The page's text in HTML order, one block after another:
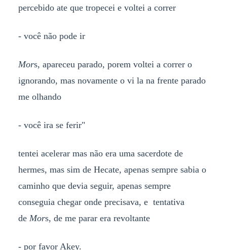
percebido ate que tropecei e voltei a correr
- você não pode ir
Mors, apareceu parado, porem voltei a correr o
ignorando, mas novamente o vi la na frente parado
me olhando
- você ira se ferir"
tentei acelerar mas não era uma sacerdote de
hermes, mas sim de Hecate, apenas sempre sabia o
caminho que devia seguir, apenas sempre
conseguia chegar onde precisava, e tentativa
de Mors, de me parar era revoltante
- por favor Akey.